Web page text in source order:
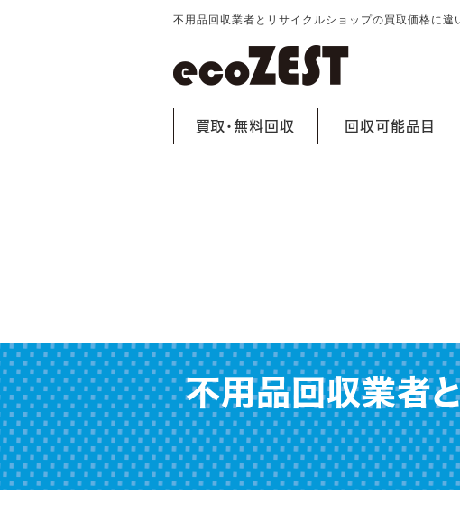
不用品回収業者とリサイクルショップの買取価格に
買取・無料回収 回収可能品目
不用品回収業者